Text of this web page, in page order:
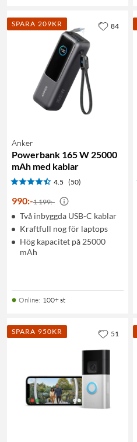
SPARA 209KR
Anker
Powerbank 165 W 25000
mAh med kablar
4.5 (50)
990:-1 199:-
Två inbyggda USB-C kablar
Kraftfull nog för laptops
Hög kapacitet på 25000
mAh
Online: 100+ st
84
SPARA 950KR 51